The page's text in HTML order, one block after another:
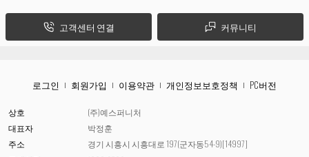
고객센터 연결 커뮤니티
로그인 회원가입 이용약관 개인정보보호정책 PC버전
상호
(주)예스퍼니처
대표자
박정훈
주소
경기 시흥시 시흥대로 197(군자동54-9)[14997]